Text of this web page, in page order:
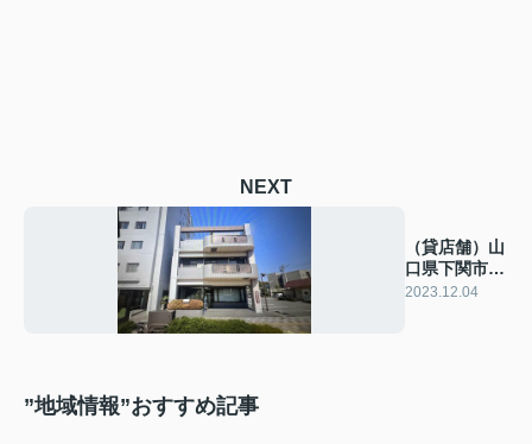
NEXT
（貸店舗）山
口県下関市
上田中
2023.12.04
”地域情報”おすすめ記事